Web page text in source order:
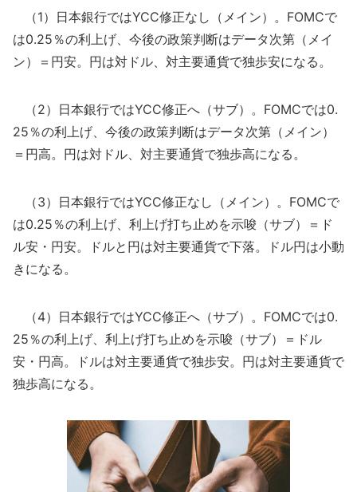
（1）日本銀行ではYCC修正なし（メイン）。FOMCで
は0.25％の利上げ、今後の政策判断はデータ次第（メイ
ン）＝円安。円は対ドル、対主要通貨で独歩安になる。
（2）日本銀行ではYCC修正へ（サブ）。FOMCでは0.
25％の利上げ、今後の政策判断はデータ次第（メイン）
＝円高。円は対ドル、対主要通貨で独歩高になる。
（3）日本銀行ではYCC修正なし（メイン）。FOMCで
は0.25％の利上げ、利上げ打ち止めを示唆（サブ）＝ド
ル安・円安。ドルと円は対主要通貨で下落。ドル円は小動
きになる。
（4）日本銀行ではYCC修正へ（サブ）。FOMCでは0.
25％の利上げ、利上げ打ち止めを示唆（サブ）＝ドル
安・円高。ドルは対主要通貨で独歩安。円は対主要通貨で
独歩高になる。